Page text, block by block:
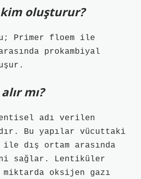
oluşturur?
Primer floem ile
prokambiyal
mı?
adı verilen
Bu yapılar vücuttaki
dış ortam arasında
sağlar. Lentiküler
miktarda oksijen gazı